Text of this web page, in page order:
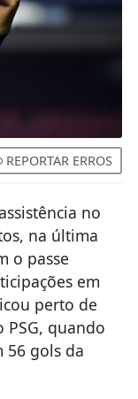
REPORTAR ERROS
no
na última
o passe
em
perto de
quando
56 gols da